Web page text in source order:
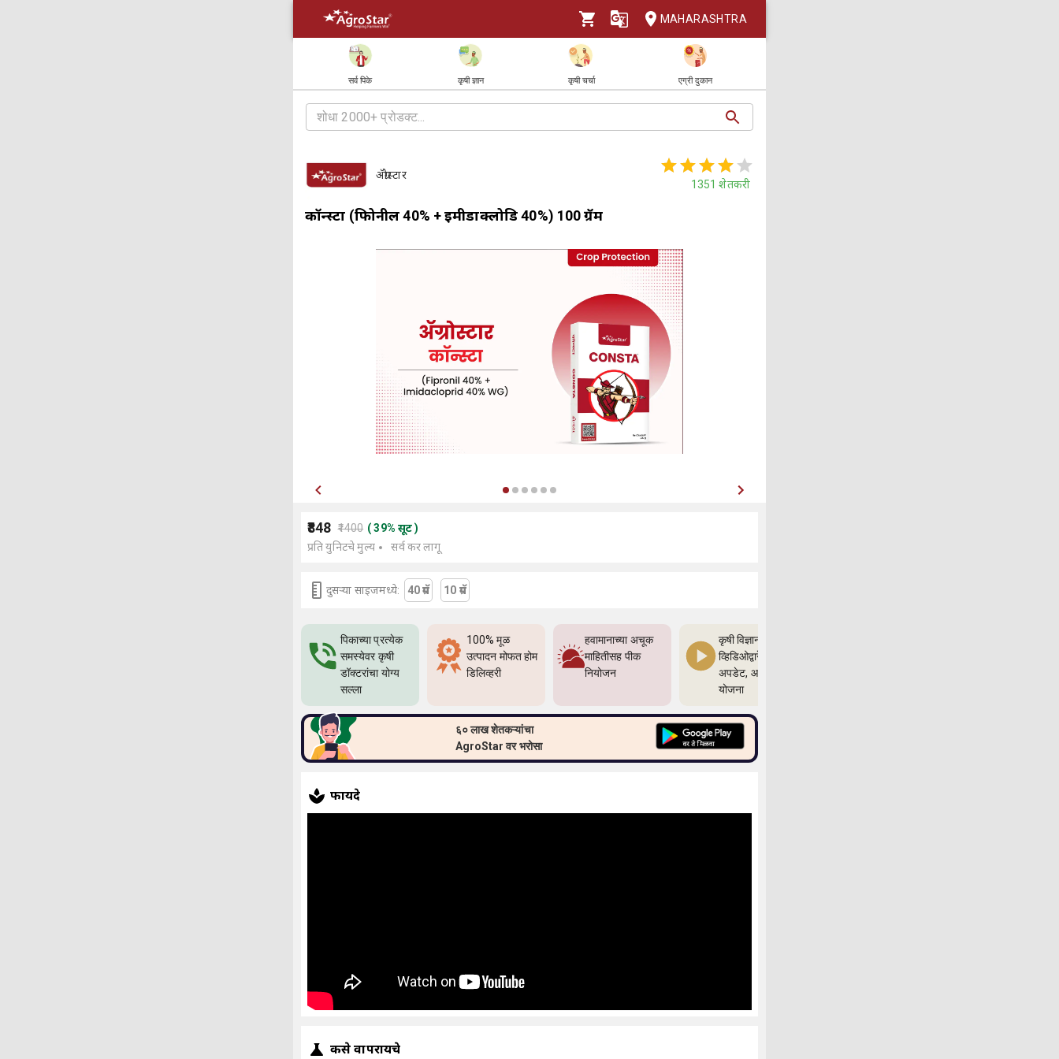
MAHARASHTRA
सर्व पिके कृषी ज्ञान कृषी चर्चा एग्री दुकान
ॲग्रोस्टार
1351 शेतकरी
कॉन्स्टा (फिप्रोनील 40% + इमीडाक्लोप्रिड 40%) 100 ग्रॅम
₹848 ₹1400 (39% सूट)
प्रति युनिटचे मुल्य
सर्व कर लागू
दुसर्‍या साइजमध्ये: 40 ग्रॅम 10 ग्रॅम
पिकाच्या प्रत्येक
समस्येवर कृषी
डॉक्टरांचा योग्य
सल्ला
100% मूळ
उत्पादन मोफत होम
डिलिव्हरी
हवामानाच्या अचूक
माहितीसह पीक
नियोजन
कृषी विज्ञान
व्हिडिओद्वारे शेतीचे
अपडेट, आणि
योजना
६० लाख शेतकऱ्यांचा
AgroStar वर भरोसा
फायदे
कसे वापरायचे